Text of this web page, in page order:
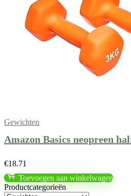
Gewichten
Amazon Basics neopreen
€18.71
Toevoegen aan winkelwagen
Productcategorieën